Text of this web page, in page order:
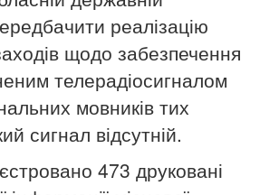
реалізацію
щодо забезпечення
телерадіосигналом
мовників тих
сигнал відсутній.
473 друковані